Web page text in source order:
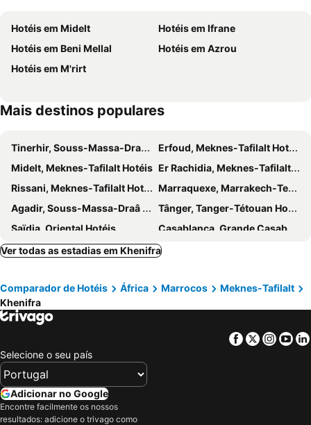
Hotéis em Midelt
Hotéis em Ifrane
Hotéis em Beni Mellal
Hotéis em Azrou
Hotéis em M'rirt
Mais destinos populares
Tinerhir, Souss-Massa-Draâ Hotéis
Erfoud, Meknes-Tafilalt Hotéis
Midelt, Meknes-Tafilalt Hotéis Er Rachidia, Meknes-Tafilalt Hotéis
Rissani, Meknes-Tafilalt Hotéis
Marraquexe, Marrakech-Tensifit-El Hamra Hotéis
Agadir, Souss-Massa-Draâ Hotéis
Tânger, Tanger-Tétouan Hotéis
Saïdia, Oriental Hotéis
Casablanca, Grande Casabranca Hotéis
Rabat, Rabat-Salé-ZEMMOUR-Zaër Hotéis
Fès, Fès-Boulemane Hotéis
Ver todas as estadias em Khenifra
Comparador de Hotéis África Marrocos
Meknes-Tafilalt
Khenifra
Facebook
Twitter
Selecione o seu país
Adicionar no Google
Encontre facilmente os nossos
resultados: adicione o trivago como